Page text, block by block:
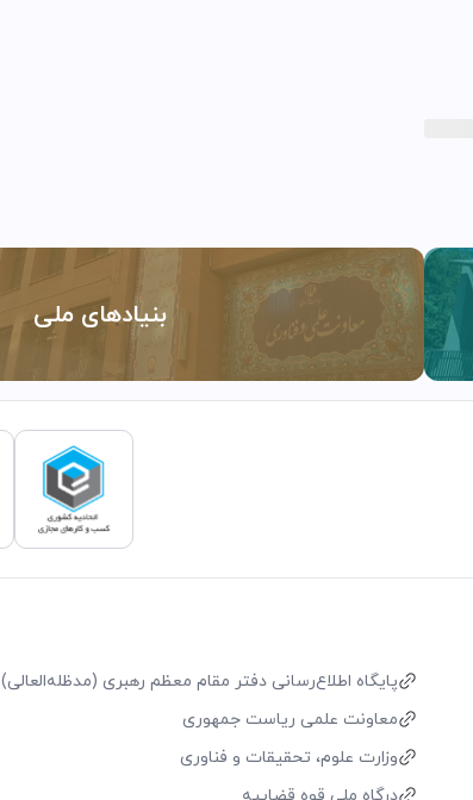
بنیادهای ملی
پایگاه اطلاع‌رسانی دفتر مقام معظم رهبری (مد‌ظله‌العالی)
معاونت علمی ریاست جمهوری
وزارت علوم، تحقیقات و فناوری